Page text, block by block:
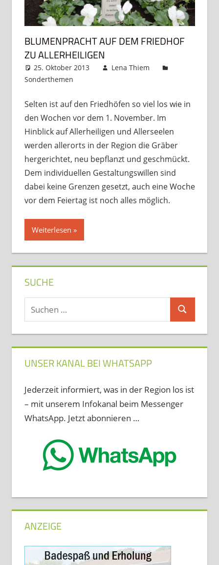
BLUMENPRACHT AUF DEM FRIEDHOF
ZU ALLERHEILIGEN
25. Oktober 2013
Lena Thiem
Sonderthemen
Selten ist auf den Friedhöfen so viel los wie in
den Wochen vor dem 1. November. Im
Hinblick auf Allerheiligen und Allerseelen
werden allerorts in der Region die Gräber
hergerichtet, neu bepflanzt und geschmückt.
Dem individuellen Gestaltungswillen sind
dabei keine Grenzen gesetzt, auch eine Woche
vor dem Feiertag ist noch alles möglich.
Weiterlesen
SUCHE
Suchen
nach:
Suchen
UNSER KANAL BEI WHATSAPP
Jederzeit informiert, was in der Region los ist
– mit unserem Infokanal beim Messenger
WhatsApp. Jetzt abonnieren …
ANZEIGE